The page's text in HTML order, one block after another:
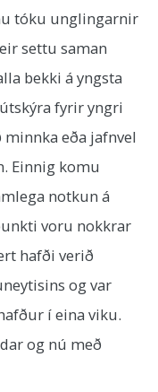
tóku unglingarnir
settu saman
bekki á yngsta
fyrir yngri
eða jafnvel
Einnig komu
notkun á
voru nokkrar
hafði verið
og var
í eina viku.
og nú með